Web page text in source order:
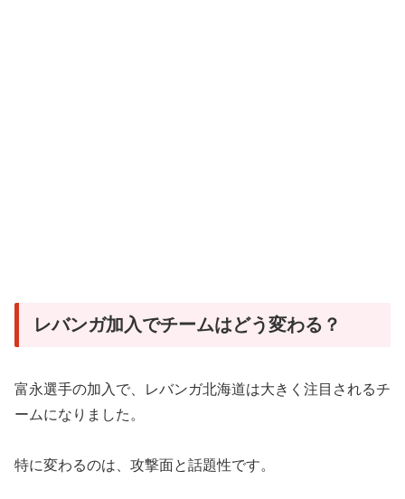
レバンガ加入でチームはどう変わる？
富永選手の加入で、レバンガ北海道は大きく注目されるチ
ームになりました。
特に変わるのは、攻撃面と話題性です。